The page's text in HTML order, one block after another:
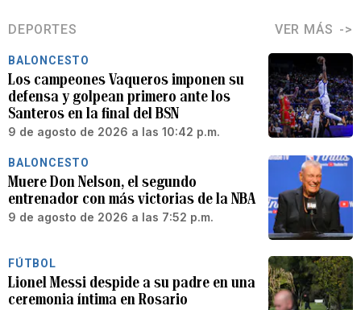
DEPORTES VER MÁS
BALONCESTO
Los campeones Vaqueros imponen su
defensa y golpean primero ante los
Santeros en la final del BSN
9 de agosto de 2026 a las 10:42 p.m.
BALONCESTO
Muere Don Nelson, el segundo
entrenador con más victorias de la NBA
9 de agosto de 2026 a las 7:52 p.m.
FÚTBOL
Lionel Messi despide a su padre en una
ceremonia íntima en Rosario